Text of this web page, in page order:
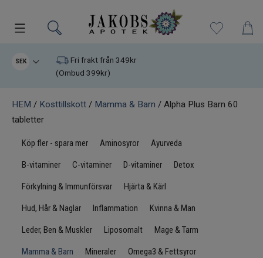
Kampanjer
Varumärken
Kosttillskott
Hudvård
SEK
Fri frakt från 349kr
(Ombud 399kr)
HEM / Kosttillskott / Mamma & Barn / Alpha Plus Barn 60
tabletter
Köp fler - spara mer Aminosyror Ayurveda
B-vitaminer C-vitaminer D-vitaminer Detox
Förkylning & Immunförsvar Hjärta & Kärl
Hud, Hår & Naglar Inflammation Kvinna & Man
Leder, Ben & Muskler Liposomalt Mage & Tarm
Mamma & Barn Mineraler Omega3 & Fettsyror